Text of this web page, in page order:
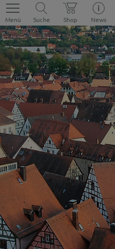
Menü Suche Shop News